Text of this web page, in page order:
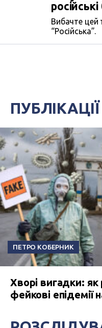
Вибачте цей
“Російська”.
ПУБЛІКАЦІЇ
ПЕТРО КОБЕРНИК
Хворі вигадки:
фейкові епідемії